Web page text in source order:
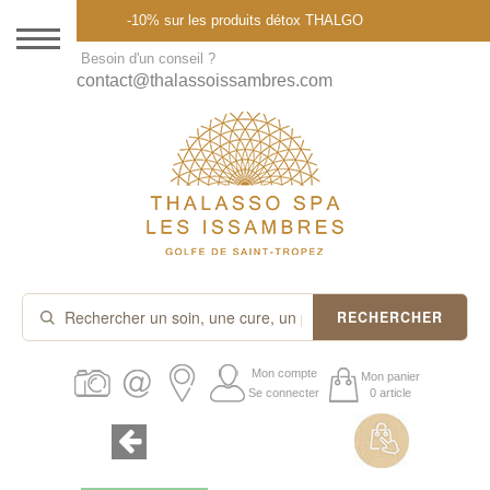
DESTINATION
THALASSO SPA
CURES ET FORFAITS
SOINS À LA CARTE
ABONNEMENTS
PROMOS
-10% sur les produits détox THALGO
Besoin d'un conseil ?
contact@thalassoissambres.com
RECHERCHER
Mon compte
Se connecter
Mon panier
0 article